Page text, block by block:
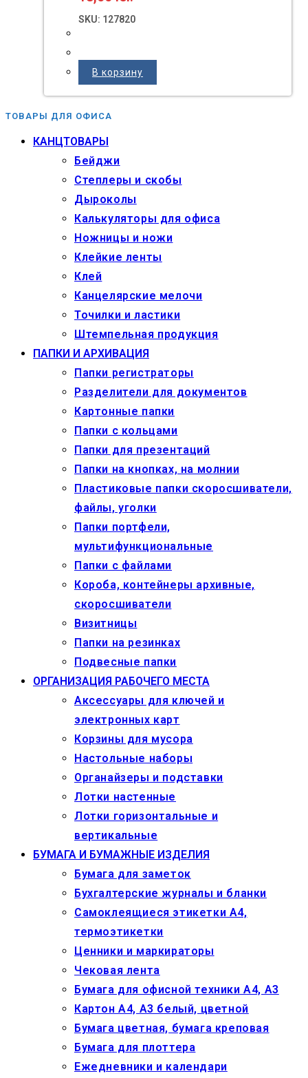
SKU: 127820
В корзину
ТОВАРЫ ДЛЯ ОФИСА
КАНЦТОВАРЫ
Бейджи
Степлеры и скобы
Дыроколы
Калькуляторы для офиса
Ножницы и ножи
Клейкие ленты
Клей
Канцелярские мелочи
Точилки и ластики
Штемпельная продукция
ПАПКИ И АРХИВАЦИЯ
Папки регистраторы
Разделители для документов
Картонные папки
Папки с кольцами
Папки для презентаций
Папки на кнопках, на молнии
Пластиковые папки скоросшиватели,
файлы, уголки
Папки портфели,
мультифункциональные
Папки с файлами
Короба, контейнеры архивные,
скоросшиватели
Визитницы
Папки на резинках
Подвесные папки
ОРГАНИЗАЦИЯ РАБОЧЕГО МЕСТА
Аксессуары для ключей и
электронных карт
Корзины для мусора
Настольные наборы
Органайзеры и подставки
Лотки настенные
Лотки горизонтальные и
вертикальные
БУМАГА И БУМАЖНЫЕ ИЗДЕЛИЯ
Бумага для заметок
Бухгалтерские журналы и бланки
Самоклеящиеся этикетки А4,
термоэтикетки
Ценники и маркираторы
Чековая лента
Бумага для офисной техники А4, А3
Картон А4, А3 белый, цветной
Бумага цветная, бумага креповая
Бумага для плоттера
Ежедневники и календари